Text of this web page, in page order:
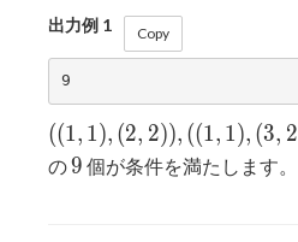
出力例 1 Copy
((1,1),
(2,2)),
((1,1),
((1, 1), (2, 2)), ((1, 1), (3, 2
の9
9 個が条件を満たします。